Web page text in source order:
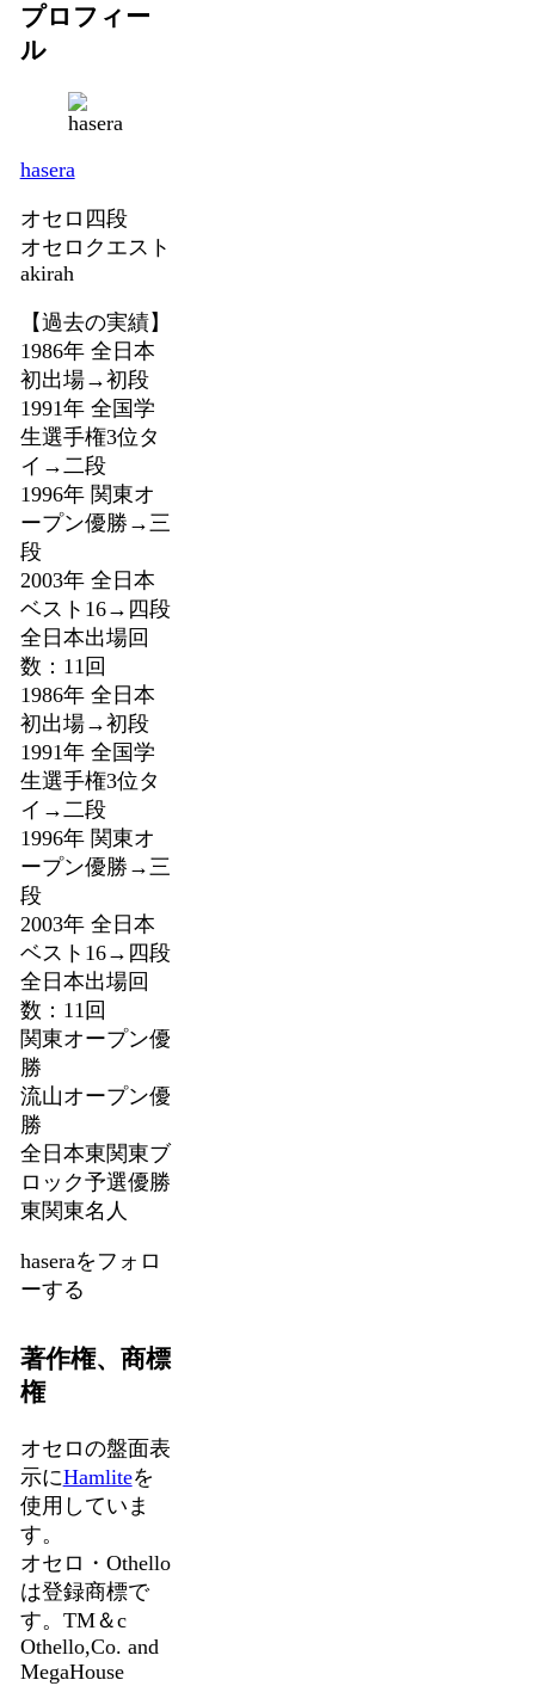
プロフィー
ル
hasera
オセロ四段
オセロクエスト
akirah
【過去の実績】
1986年 全日本
初出場→初段
1991年 全国学
生選手権3位タ
イ→二段
1996年 関東オ
ープン優勝→三
段
2003年 全日本
ベスト16→四段
全日本出場回
数：11回
1986年 全日本
初出場→初段
1991年 全国学
生選手権3位タ
イ→二段
1996年 関東オ
ープン優勝→三
段
2003年 全日本
ベスト16→四段
全日本出場回
数：11回
関東オープン優
勝
流山オープン優
勝
全日本東関東ブ
ロック予選優勝
東関東名人
haseraをフォロ
ーする
著作権、商標
権
オセロの盤面表
示にHamliteを
使用していま
す。
オセロ・Othello
は登録商標で
す。TM＆c
Othello,Co. and
MegaHouse